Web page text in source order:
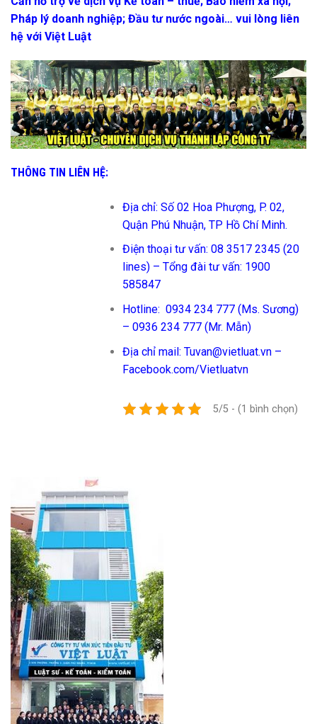
Pháp lý doanh nghiệp; Đầu tư nước ngoài… vui lòng liên
hệ với Việt Luật
THÔNG TIN LIÊN HỆ:
Địa chỉ: Số 02 Hoa Phượng, P. 02,
Quận Phú Nhuận, TP Hồ Chí Minh.
Điện thoại tư vấn: 08 3517 2345 (20
lines) – Tổng đài tư vấn: 1900
585847
Hotline: 0934 234 777 (Ms. Sương)
– 0936 234 777 (Mr. Mẫn)
Địa chỉ mail: Tuvan@vietluat.vn –
Facebook.com/Vietluatvn
5/5 - (1 bình chọn)